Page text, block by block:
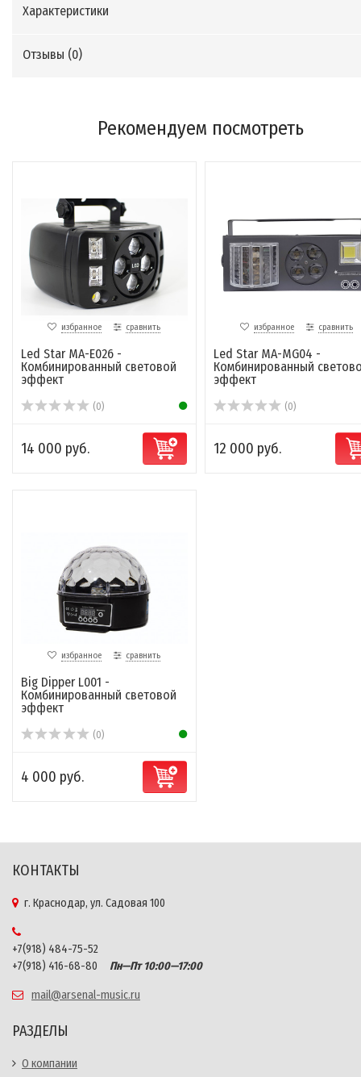
Характеристики
Отзывы (0)
Рекомендуем посмотреть
избранное сравнить
Led Star MA-E026 -
Комбинированный световой
эффект
(0)
14 000 руб.
избранное сравнить
Led Star MA-MG04 -
Комбинированный
эффект
(0)
12 000 руб.
избранное сравнить
Big Dipper L001 -
Комбинированный световой
эффект
(0)
4 000 руб.
КОНТАКТЫ
г. Краснодар, ул. Садовая 100
+7(918) 484-75-52
+7(918) 416-68-80
Пн—Пт 10:00—17:00
mail@arsenal-music.ru
РАЗДЕЛЫ
О компании